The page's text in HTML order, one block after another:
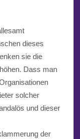
dieses
sie die
Dass man
solcher
und dieser
der